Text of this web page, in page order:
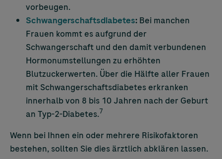
vorbeugen.
Schwangerschaftsdiabetes: Bei manchen
Frauen kommt es aufgrund der
Schwangerschaft und den damit verbundenen
Hormonumstellungen zu erhöhten
Blutzuckerwerten. Über die Hälfte aller Frauen
mit Schwangerschaftsdiabetes erkranken
innerhalb von 8 bis 10 Jahren nach der Geburt
an Typ-2-Diabetes.7
Wenn bei Ihnen ein oder mehrere Risikofaktoren
bestehen, sollten Sie dies ärztlich abklären lassen.